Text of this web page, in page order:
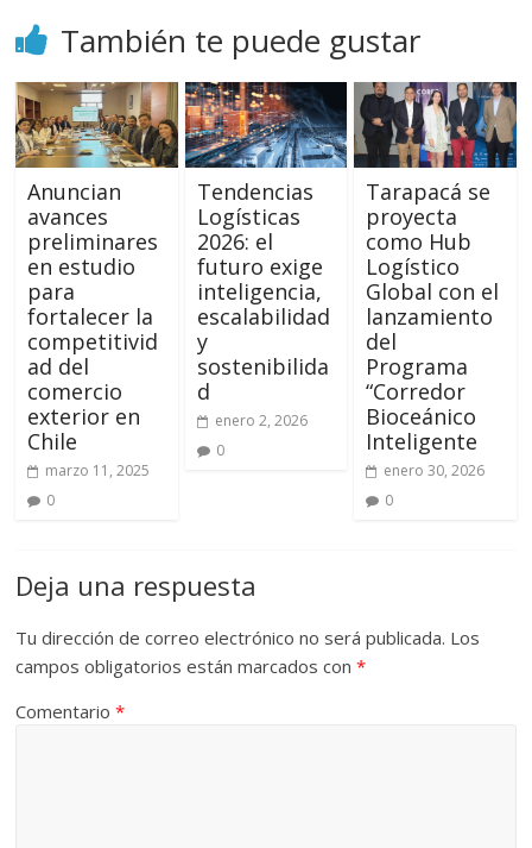
También te puede gustar
Anuncian
avances
preliminares
en estudio
para
fortalecer la
competitivid
ad del
comercio
exterior en
Chile
marzo 11, 2025
0
Tendencias
Logísticas
2026: el
futuro exige
inteligencia,
escalabilidad
y
sostenibilida
d
enero 2, 2026
0
Tarapacá se
proyecta
como Hub
Logístico
Global con el
lanzamiento
del
Programa
“Corredor
Bioceánico
Inteligente
enero 30, 2026
0
Deja una respuesta
Tu dirección de correo electrónico no será publicada. Los
campos obligatorios están marcados con*
Comentario*